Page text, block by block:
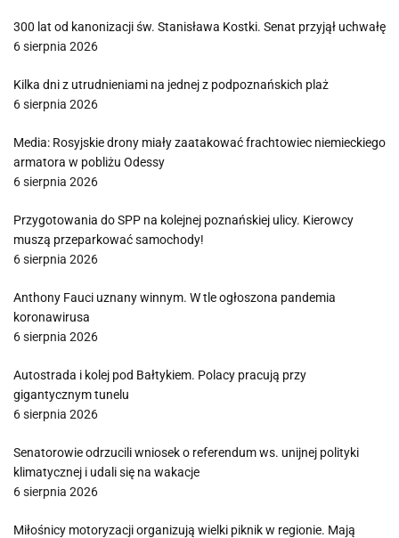
300 lat od kanonizacji św. Stanisława Kostki. Senat przyjął uchwałę
6 sierpnia 2026
Kilka dni z utrudnieniami na jednej z podpoznańskich plaż
6 sierpnia 2026
Media: Rosyjskie drony miały zaatakować frachtowiec niemieckiego
armatora w pobliżu Odessy
6 sierpnia 2026
Przygotowania do SPP na kolejnej poznańskiej ulicy. Kierowcy
muszą przeparkować samochody!
6 sierpnia 2026
Anthony Fauci uznany winnym. W tle ogłoszona pandemia
koronawirusa
6 sierpnia 2026
Autostrada i kolej pod Bałtykiem. Polacy pracują przy
gigantycznym tunelu
6 sierpnia 2026
Senatorowie odrzucili wniosek o referendum ws. unijnej polityki
klimatycznej i udali się na wakacje
6 sierpnia 2026
Miłośnicy motoryzacji organizują wielki piknik w regionie. Mają